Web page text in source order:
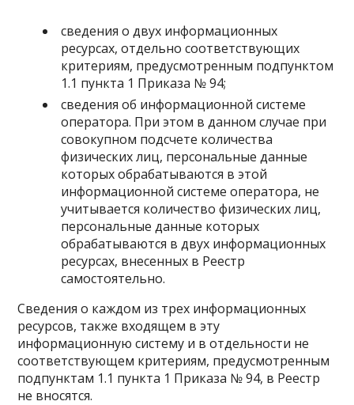
сведения о двух информационных
ресурсах, отдельно соответствующих
критериям, предусмотренным подпунктом
1.1 пункта 1 Приказа № 94;
сведения об информационной системе
оператора. При этом в данном случае при
совокупном подсчете количества
физических лиц, персональные данные
которых обрабатываются в этой
информационной системе оператора, не
учитывается количество физических лиц,
персональные данные которых
обрабатываются в двух информационных
ресурсах, внесенных в Реестр
самостоятельно.
Сведения о каждом из трех информационных
ресурсов, также входящем в эту
информационную систему и в отдельности не
соответствующем критериям, предусмотренным
подпунктам 1.1 пункта 1 Приказа № 94, в Реестр
не вносятся.